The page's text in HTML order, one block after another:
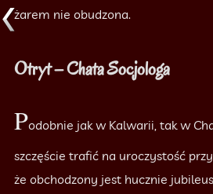
żarem nie obudzona.
Otryt – Chata Socjologa
Podobnie jak w Kalwarii, tak w
szczęście trafić na uroczystość
że obchodzony jest hucznie